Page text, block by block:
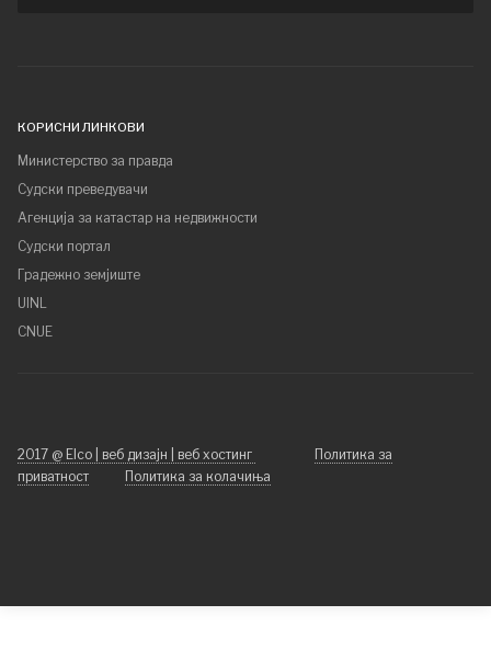
КОРИСНИ ЛИНКОВИ
Министерство за правда
Судски преведувачи
Агенција за катастар на недвижности
Судски портал
Градежно земјиште
UINL
CNUE
2017 @ Elco | веб дизајн | веб хостинг
Политика за
приватност
Политика за колачиња